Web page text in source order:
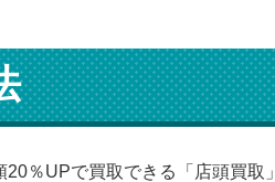
％UPで買取できる「店頭買取」